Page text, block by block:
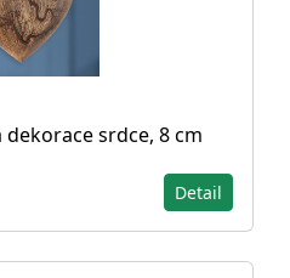
dekorace srdce, 8 cm
Detail